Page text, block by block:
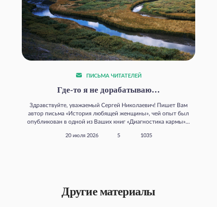
ПИСЬМА ЧИТАТЕЛЕЙ
Где‑то я не дорабатываю…
Здравствуйте, уважаемый Сергей Николаевич! Пишет Вам
автор письма «История любящей женщины», чей опыт был
опубликован в одной из Ваших книг «Диагностика кармы»...
20 июля 2026 5 1035
Другие материалы